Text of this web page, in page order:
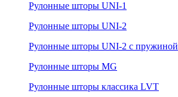
Рулонные шторы UNI-1
Рулонные шторы UNI-2
Рулонные шторы UNI-2 с пружиной
Рулонные шторы MG
Рулонные шторы классика LVT